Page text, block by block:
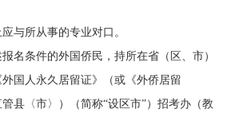
与所从事的专业对口。
名条件的外国侨民，持所在省（区、市）
国人永久居留证》（或《外侨居留
县〈市〉）（简称“设区市”）招考办（教